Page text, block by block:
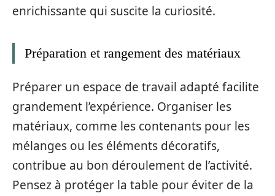
enrichissante qui suscite la curiosité.
Préparation et rangement des matériaux
Préparer un espace de travail adapté facilite
grandement l’expérience. Organiser les
matériaux, comme les contenants pour les
mélanges ou les éléments décoratifs,
contribue au bon déroulement de l’activité.
Pensez à protéger la table pour éviter de la